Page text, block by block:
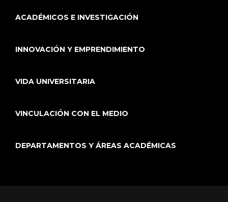
ACADÉMICOS E INVESTIGACIÓN
INNOVACIÓN Y EMPRENDIMIENTO
VIDA UNIVERSITARIA
VINCULACIÓN CON EL MEDIO
DEPARTAMENTOS Y ÁREAS ACADÉMICAS